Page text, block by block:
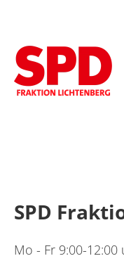
SPD
Mo - Fr 9:00-